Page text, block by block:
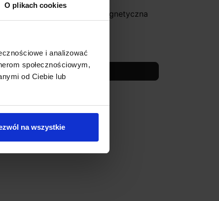
O plikach cookies
i analizować
społecznościowym,
od Ciebie lub
na wszystkie
MICROLINE szyna magnetyczna
zł
Zobacz szczegóły